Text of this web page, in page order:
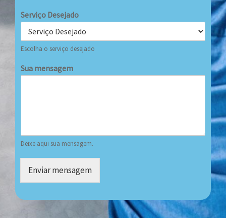
Serviço Desejado
Escolha o serviço desejado
Sua mensagem
Deixe aqui sua mensagem.
Enviar mensagem